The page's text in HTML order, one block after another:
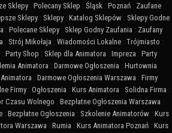
Sklepy : Polecany Sklep : Śląsk : Poznań : Zaufane
Sklepy : Sklepy : Katalog Sklepów : Sklepy Godne
: Polecane Sklepy : Sklep Godny Zaufania : Zaufany
: Strój Mikołaja : Wiadomości Lokalne : Trójmiasto :
: Party Shop : Sklep dla Animatora : Impreza : Party :
Animatora : Darmowe Ogłoszenia : Hurtownia
: Darmowe Ogłoszenia Warszawa : Firmy
Firmy : Ogłoszenia : Kurs Animatora : Solidna Firma :
Czasu Wolnego : Bezpłatne Ogłoszenia Warszawa :
: Bezpłatne Ogłoszenia : Szkolenie Animatorów : Kurs
Warszawa : Rumia : Kurs Animatora Poznań : Kurs